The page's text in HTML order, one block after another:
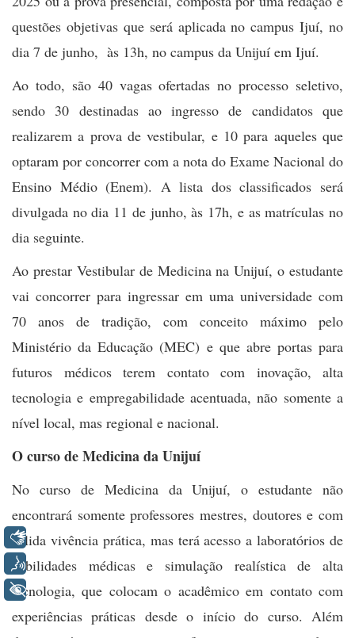
questões objetivas que será aplicada no campus Ijuí, no
dia 7 de junho, às 13h, no campus da Unijuí em Ijuí.
Ao todo, são 40 vagas ofertadas no processo seletivo,
sendo 30 destinadas ao ingresso de candidatos que
realizarem a prova de vestibular, e 10 para aqueles que
optaram por concorrer com a nota do Exame Nacional do
Ensino Médio (Enem). A lista dos classificados será
divulgada no dia 11 de junho, às 17h, e as matrículas no
dia seguinte.
Ao prestar Vestibular de Medicina na Unijuí, o estudante
vai concorrer para ingressar em uma universidade com
70 anos de tradição, com conceito máximo pelo
Ministério da Educação (MEC) e que abre portas para
futuros médicos terem contato com inovação, alta
tecnologia e empregabilidade acentuada, não somente a
nível local, mas regional e nacional.
O curso de Medicina da Unijuí
No curso de Medicina da Unijuí, o estudante não
encontrará somente professores mestres, doutores e com
sólida vivência prática, mas terá acesso a laboratórios de
habilidades médicas e simulação realística de alta
tecnologia, que colocam o acadêmico em contato com
experiências práticas desde o início do curso. Além
Libras
Voz
+ Acessibilidade